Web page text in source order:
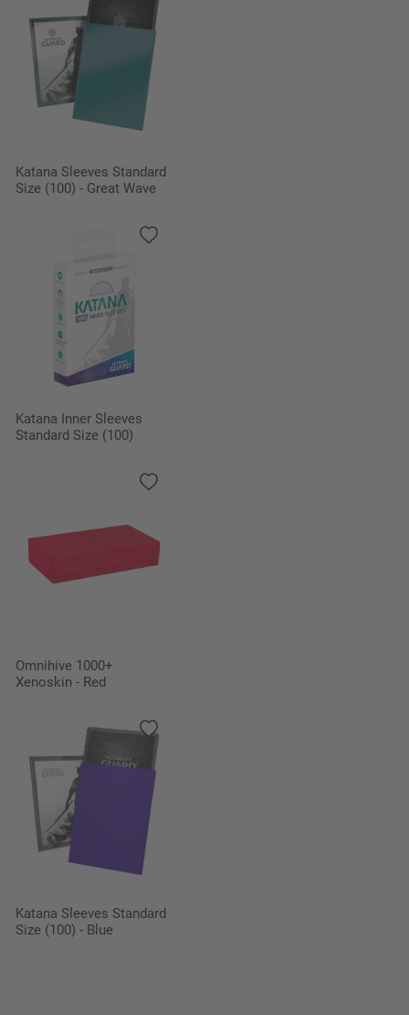
Katana Sleeves Standard
Size (100) - Great Wave
Katana Inner Sleeves
Standard Size (100)
Omnihive 1000+
Xenoskin - Red
Katana Sleeves Standard
Size (100) - Blue